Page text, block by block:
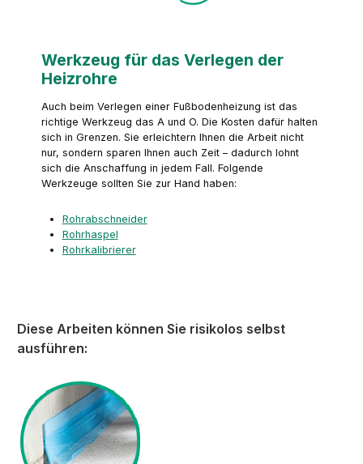
Werkzeug für das Verlegen der
Heizrohre
Auch beim Verlegen einer Fußbodenheizung ist das
richtige Werkzeug das A und O. Die Kosten dafür halten
sich in Grenzen. Sie erleichtern Ihnen die Arbeit nicht
nur, sondern sparen Ihnen auch Zeit – dadurch lohnt
sich die Anschaffung in jedem Fall. Folgende
Werkzeuge sollten Sie zur Hand haben:
Rohrabschneider
Rohrhaspel
Rohrkalibrierer
Diese Arbeiten können Sie risikolos selbst
ausführen: